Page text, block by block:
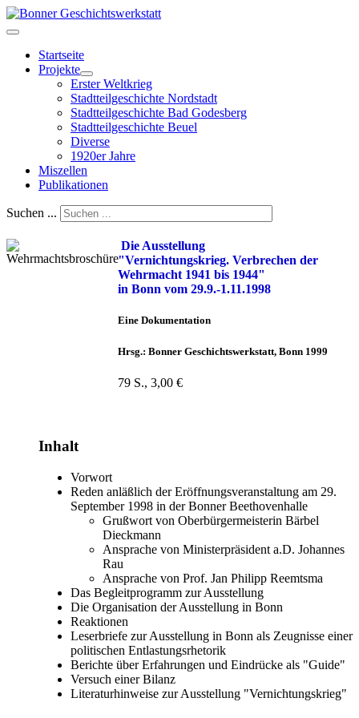
Startseite
Projekte
Erster Weltkrieg
Stadtteilgeschichte Nordstadt
Stadtteilgeschichte Bad Godesberg
Stadtteilgeschichte Beuel
Diverse
1920er Jahre
Miszellen
Publikationen
Suchen ...
Die Ausstellung
"Vernichtungskrieg. Verbrechen der
Wehrmacht 1941 bis 1944"
in Bonn vom 29.9.-1.11.1998
Eine Dokumentation
Hrsg.: Bonner Geschichtswerkstatt, Bonn 1999
79 S., 3,00 €
Inhalt
Vorwort
Reden anläßlich der Eröffnungsveranstaltung am 29.
September 1998 in der Bonner Beethovenhalle
Grußwort von Oberbürgermeisterin Bärbel
Dieckmann
Ansprache von Ministerpräsident a.D. Johannes
Rau
Ansprache von Prof. Jan Philipp Reemtsma
Das Begleitprogramm zur Ausstellung
Die Organisation der Ausstellung in Bonn
Reaktionen
Leserbriefe zur Ausstellung in Bonn als Zeugnisse einer
politischen Entlastungsrhetorik
Berichte über Erfahrungen und Eindrücke als "Guide"
Versuch einer Bilanz
Literaturhinweise zur Ausstellung "Vernichtungskrieg"